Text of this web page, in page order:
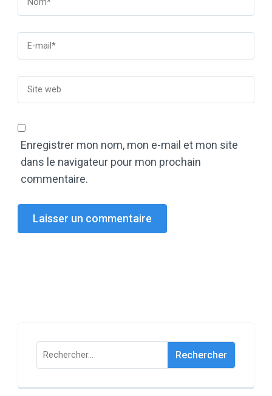
Enregistrer mon nom, mon e-mail et mon site
dans le navigateur pour mon prochain
commentaire.
Rechercher :